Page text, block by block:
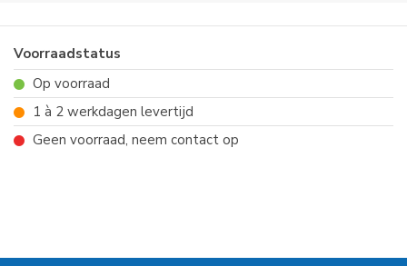
Voorraadstatus
Op voorraad
1 à 2 werkdagen levertijd
Geen voorraad, neem contact op